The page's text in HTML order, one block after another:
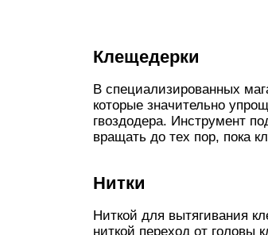
Клещедерки
В специализированных
которые значительно
гвоздодера. Инструмент
вращать до тех пор, пока
Нитки
Ниткой для вытягивания
ниткой переход от